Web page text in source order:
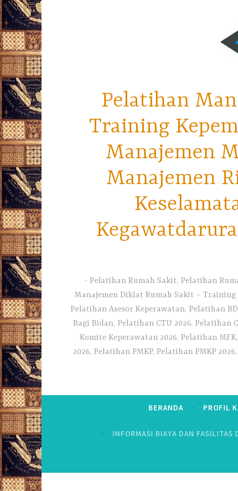
Pelatihan
Training
Manajemen
Manajemen
Pelatihan Rumah Sakit, Pelatihan
Manajemen Diklat Rumah Sakit – Training
Pelatihan Asesor Keperawatan, Pelatihan
Bagi Bidan, Pelatihan CTU 2026, Pelatihan
Komite Keperawatan 2026, Pelatihan
2026, Pelatihan PMKP, Pelatihan PMKP
BERANDA PROFIL
INFORMASI BIAYA DAN FASILITAS